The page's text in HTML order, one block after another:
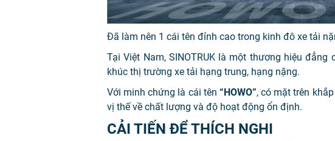
Đã làm nên 1 cái tên đỉnh cao trong kinh đô xe tải
Tại Việt Nam, SINOTRUK là một thương hiệu
khúc thị trường xe tải hạng trung, hạng nặng.
Với minh chứng là cái tên “HOWO”, có mặt trên
vị thế về chất lượng và độ hoạt động ổn định.
CẢI TIẾN ĐỂ THÍCH NGHI